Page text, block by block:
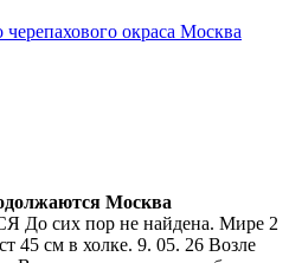
окраса Москва
Москва
сих пор не найдена. Мире 2
45 см в холке. 9. 05. 26 Возле